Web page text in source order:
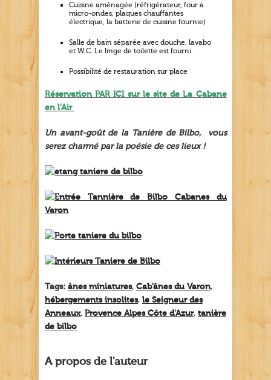
Cuisine aménagée (réfrigérateur, four à
micro-ondes, plaques chauffantes
électrique, la batterie de cuisine fournie)
Salle de bain séparée avec douche, lavabo
et W.C. Le linge de toilette est fourni.
Possibilité de restauration sur place
Réservation PAR ICI sur le site de La Cabane
en l’Air
Un avant-goût de la Tanière de Bilbo, vous
serez charmé par la poésie de ces lieux !
Tags: ânes miniatures, Cab'ânes du Varon,
hébergements insolites, le Seigneur des
Anneaux, Provence Alpes Côte d'Azur, tanière
de bilbo
A propos de l'auteur